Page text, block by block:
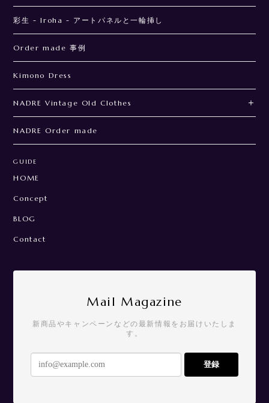
彩生 - Iroha - アートパネルと一輪挿し
Order made 事例
Kimono Dress
NADRE Vintage Old Clothes
NADRE Order made
GUIDE
HOME
Concept
BLOG
Contact
Mail Magazine
新商品やキャンペーンなどの最新情報をお届けいたしま
す。
登録